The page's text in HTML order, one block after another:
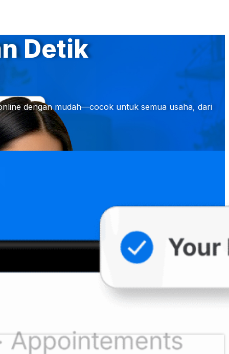
Detik
dengan mudah—cocok untuk semua usaha, dari